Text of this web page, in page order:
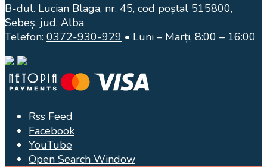
B-dul. Lucian Blaga, nr. 45, cod poștal 515800,
Sebeș, jud. Alba
Telefon: 0372-930-929 • Luni – Marți, 8:00 – 16:00
Rss Feed
Facebook
YouTube
Open Search Window